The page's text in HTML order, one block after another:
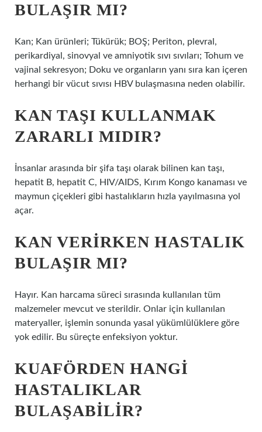
BULAŞIR MI?
Kan; Kan ürünleri; Tükürük; BOŞ; Periton, plevral,
perikardiyal, sinovyal ve amniyotik sıvı sıvıları; Tohum ve
vajinal sekresyon; Doku ve organların yanı sıra kan içeren
herhangi bir vücut sıvısı HBV bulaşmasına neden olabilir.
KAN TAŞI KULLANMAK
ZARARLI MIDIR?
İnsanlar arasında bir şifa taşı olarak bilinen kan taşı,
hepatit B, hepatit C, HIV/AIDS, Kırım Kongo kanaması ve
maymun çiçekleri gibi hastalıkların hızla yayılmasına yol
açar.
KAN VERIRKEN HASTALIK
BULAŞIR MI?
Hayır. Kan harcama süreci sırasında kullanılan tüm
malzemeler mevcut ve sterildir. Onlar için kullanılan
materyaller, işlemin sonunda yasal yükümlülüklere göre
yok edilir. Bu süreçte enfeksiyon yoktur.
KUAFÖRDEN HANGI
HASTALIKLAR
BULAŞABILIR?